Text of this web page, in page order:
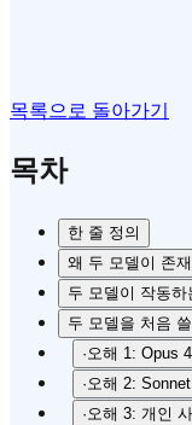
목록으로 돌아가기
목차
한 줄 정의
왜 두 모델이 존
두 모델이 작동하
두 모델을 처음
·오해 1: Opus
·오해 2:
·오해 3: 개인